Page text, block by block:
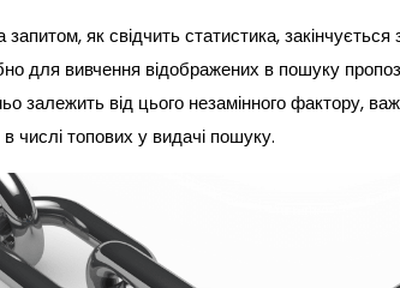
як свідчить статистика,
для вивчення відображених в пошуку
залежить від цього незамінного фактору,
числі топових у видачі пошуку.